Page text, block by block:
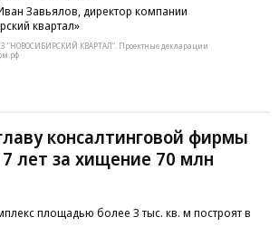
Завьялов, директор компании
квартал»
"НОВОСИБИРСКИЙ КВАРТАЛ". Проектные декларации
консалтинговой фирмы
лет за хищение 70 млн
площадью более 3 тыс. кв. м построят в